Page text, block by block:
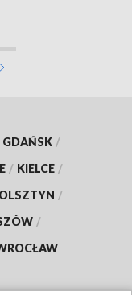
GDAŃSK /
/ KIELCE /
OLSZTYN /
/